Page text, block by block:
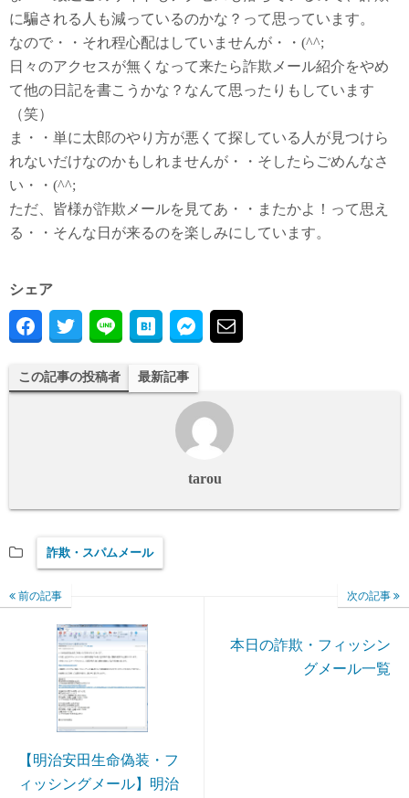
に騙される人も減っているのかな？って思っています。
なので・・それ程心配はしていませんが・・(^^;
日々のアクセスが無くなって来たら詐欺メール紹介をやめ
て他の日記を書こうかな？なんて思ったりもしています
（笑）
ま・・単に太郎のやり方が悪くて探している人が見つけら
れないだけなのかもしれませんが・・そしたらごめんなさ
い・・(^^;
ただ、皆様が詐欺メールを見てあ・・またかよ！って思え
る・・そんな日が来るのを楽しみにしています。
シェア
この記事の投稿者 最新記事
tarou
詐欺・スパムメール
前の記事
【明治安田生命偽装・フ
ィッシングメール】明治
次の記事
本日の詐欺・フィッシン
グメール一覧